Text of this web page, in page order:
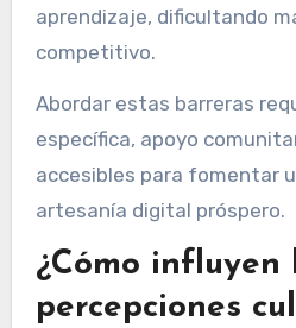
aprendizaje, dificultando
competitivo.
Abordar estas barreras
específica, apoyo
accesibles para fomentar
artesanía digital próspero.
¿Cómo influyen
percepciones